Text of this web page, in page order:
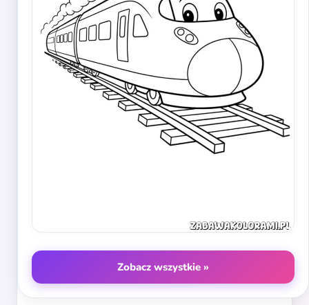
Zobacz wszystkie »